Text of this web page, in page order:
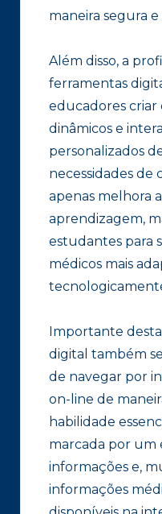
maneira segura
Além disso, a
ferramentas
educadores criar
dinâmicos e
personalizados
necessidades de
apenas melhora
aprendizagem,
estudantes para
médicos mais
Importante
digital também
de navegar por
on-line de
habilidade
marcada por um
informações e,
informações